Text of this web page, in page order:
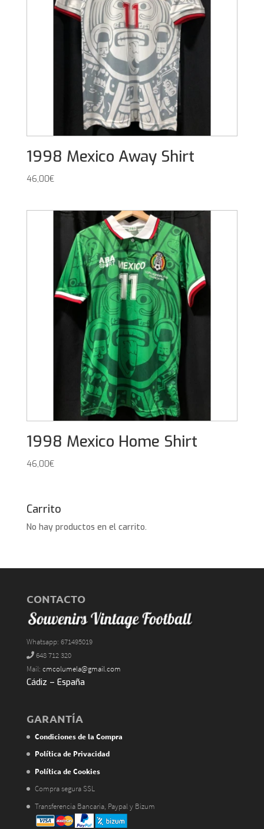
1998 Mexico Away Shirt
46,00€
1998 Mexico Home Shirt
46,00€
Carrito
No hay productos en el carrito.
CONTACTO
Whatsapp: 671495019
648 712 320
Mail: cmcolumela@gmail.com
Cádiz – España
GARANTÍA
Condiciones de la Compra
Política de Privacidad
Política de Cookies
Compra segura SSL
Transferencia Bancaria, Paypal y Bizum